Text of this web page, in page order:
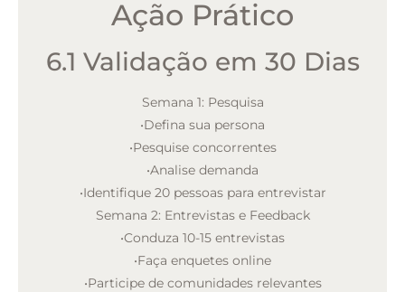
Ação Prático
6.1 Validação em 30 Dias
Semana 1: Pesquisa
•Defina sua persona
•Pesquise concorrentes
•Analise demanda
•Identifique 20 pessoas para entrevistar
Semana 2: Entrevistas e Feedback
•Conduza 10-15 entrevistas
•Faça enquetes online
•Participe de comunidades relevantes